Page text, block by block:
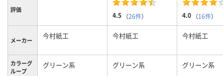
評価
4.5 （26件） 4.0 （16件）
メーカー 今村紙工 今村紙工 今村紙工
カラーグ
ループ
グリーン系 グリーン系 グリーン系